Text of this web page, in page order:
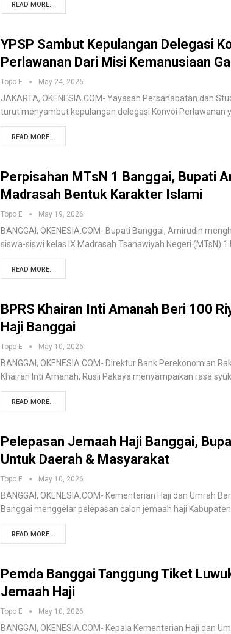
READ MORE...
YPSP Sambut Kepulangan Delegasi
Perlawanan Dari Misi Kemanusiaan
Topo E May 24, 2026
JAKARTA, OKENESIA.COM- Yayasan Persahabatan dan
turut menyambut kepulangan delegasi Konvoi Perlawanan
READ MORE...
Perpisahan MTsN 1 Banggai, Bupati
Madrasah Bentuk Karakter Islami
Topo E May 19, 2026
BANGGAI, OKENESIA.COM- Bupati Banggai, Amirudin
siswa-siswi kelas IX Madrasah Tsanawiyah Negeri (MTsN) 1
READ MORE...
BPRS Khairan Inti Amanah Beri 100
Haji Banggai
Topo E May 10, 2026
BANGGAI, OKENESIA.COM- Direktur Bank Perekonomian
Khairan Inti Amanah, Rusli Pakaya menyampaikan rasa
READ MORE...
Pelepasan Jemaah Haji Banggai,
Untuk Daerah & Masyarakat
Topo E May 10, 2026
BANGGAI, OKENESIA.COM- Kementerian Haji dan Umrah
Banggai menggelar pelepasan calon jemaah haji Kabupaten
READ MORE...
Pemda Banggai Tanggung Tiket
Jemaah Haji
Topo E May 10, 2026
BANGGAI, OKENESIA.COM- Kepala Kementerian Haji dan